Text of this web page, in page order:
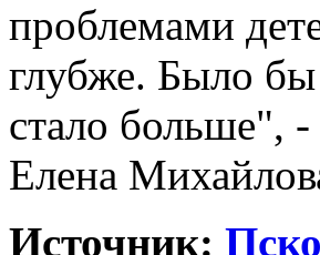
проблемами
глубже. Было бы
стало больше", -
Елена
Источник: